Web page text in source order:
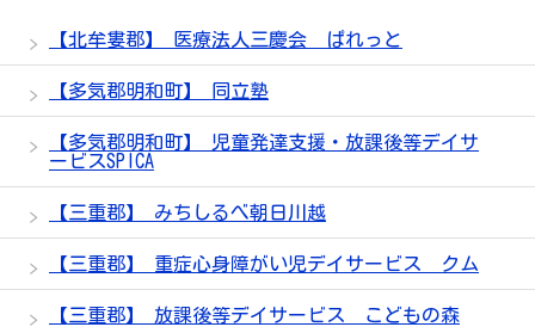
【北牟婁郡】 医療法人三慶会 ぱれっと
【多気郡明和町】 同立塾
【多気郡明和町】 児童発達支援・放課後等デイサ
ービスSPICA
【三重郡】 みちしるべ朝日川越
【三重郡】 重症心身障がい児デイサービス クム
【三重郡】 放課後等デイサービス こどもの森